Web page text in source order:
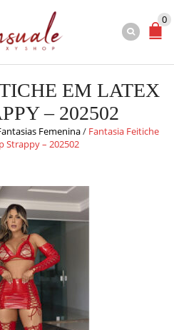
0
EM LATEX
– 202502
Femenina/ Fantasia Feitiche
Strappy – 202502